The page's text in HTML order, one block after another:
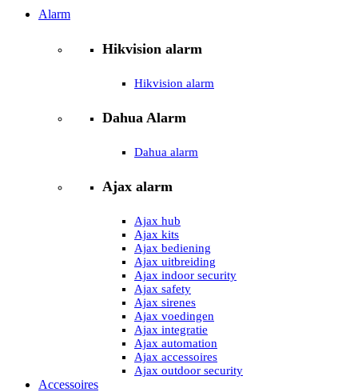
Alarm
Hikvision alarm
Hikvision alarm
Dahua Alarm
Dahua alarm
Ajax alarm
Ajax hub
Ajax kits
Ajax bediening
Ajax uitbreiding
Ajax indoor security
Ajax safety
Ajax sirenes
Ajax voedingen
Ajax integratie
Ajax automation
Ajax accessoires
Ajax outdoor security
Accessoires